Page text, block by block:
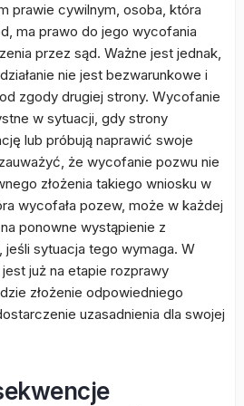
prawie cywilnym, osoba, która
ma prawo do jego wycofania
przez sąd. Ważne jest jednak,
nie jest bezwarunkowe i
zgody drugiej strony. Wycofanie
w sytuacji, gdy strony
lub próbują naprawić swoje
że wycofanie pozwu nie
złożenia takiego wniosku w
wycofała pozew, może w każdej
ponowne wystąpienie z
sytuacja tego wymaga. W
już na etapie rozprawy
złożenie odpowiedniego
uzasadnienia dla swojej